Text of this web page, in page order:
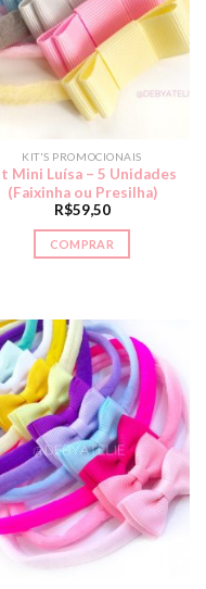
KIT'S PROMOCIONAIS
Mini Luísa – 5 Unidades
(Faixinha ou Presilha)
R$59,50
COMPRAR